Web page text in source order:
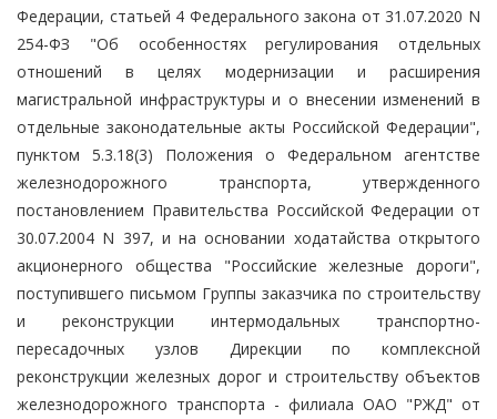
Федерации, статьей 4 Федерального закона от 31.07.2020 N
254-ФЗ "Об особенностях регулирования отдельных
отношений в целях модернизации и расширения
магистральной инфраструктуры и о внесении изменений в
отдельные законодательные акты Российской Федерации",
пунктом 5.3.18(3) Положения о Федеральном агентстве
железнодорожного транспорта, утвержденного
постановлением Правительства Российской Федерации от
30.07.2004 N 397, и на основании ходатайства открытого
акционерного общества "Российские железные дороги",
поступившего письмом Группы заказчика по строительству
и реконструкции интермодальных транспортно-
пересадочных узлов Дирекции по комплексной
реконструкции железных дорог и строительству объектов
железнодорожного транспорта - филиала ОАО "РЖД" от